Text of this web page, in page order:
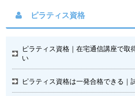
ピラティス資格
ピラティス資格｜在宅通信講座で取
い
ピラティス資格は一発合格できる｜